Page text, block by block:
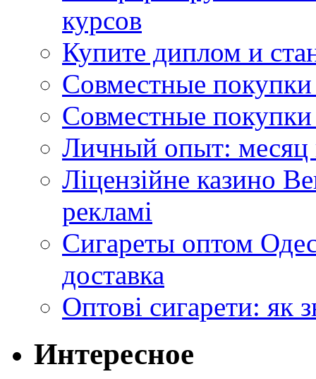
курсов
Купите диплом и
Совместные
Совместные покупки
Личный опыт: месяц
Ліцензійне казино
рекламі
Сигареты оптом
доставка
Оптові сигарети: як
Интересное